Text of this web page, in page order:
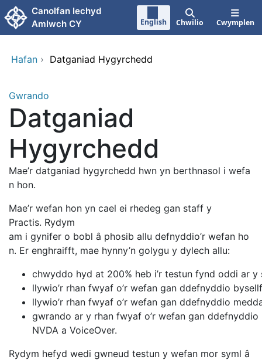
Neidio i'r prif gynnwy
Canolfan Iechyd
Amlwch CY
English Chwilio Cwymplen
Hafan › Datganiad Hygyrchedd
Gwrando
Datganiad
Hygyrchedd
Mae’r datganiad hygyrchedd hwn yn berthnasol i wefa
n hon.
Mae’r wefan hon yn cael ei rhedeg gan staff y
Practis. Rydym
am i gynifer o bobl â phosib allu defnyddio’r wefan ho
n. Er enghraifft, mae hynny’n golygu y dylech allu:
chwyddo hyd at 200% heb i’r testun fynd oddi ar
llywio’r rhan fwyaf o’r wefan gan ddefnyddio
llywio’r rhan fwyaf o’r wefan gan ddefnyddio
gwrando ar y rhan fwyaf o’r wefan gan
NVDA a VoiceOver.
Rydym hefyd wedi gwneud testun y wefan mor syml â